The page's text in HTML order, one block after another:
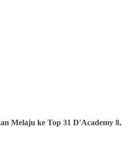
Melaju ke Top 31 D'Academy 8,